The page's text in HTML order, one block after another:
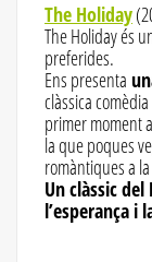
The Holiday
The Holiday és
preferides.
Ens presenta
clàssica
primer moment
la que poques
romàntiques a
Un clàssic
l’esperança i